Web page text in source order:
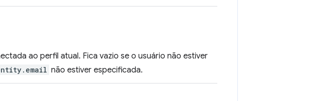
ao perfil atual. Fica vazio se o usuário não estiver
não estiver especificada.